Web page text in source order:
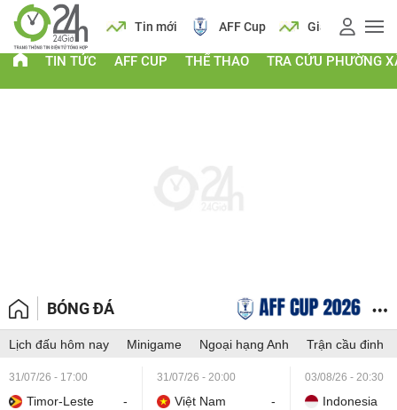
Lịch Tin mới AFF Cup Giá vàng
TIN TỨC AFF CUP THỂ THAO TRA CỨU PHƯỜNG
BÓNG ĐÁ
Lịch đấu hôm nay Minigame Ngoại hạng Anh Trận cầu đinh
31/07/26 - 17:00
Timor-Leste
-
31/07/26 - 20:00
Việt Nam
-
03/08/26 - 20:30
Indonesia